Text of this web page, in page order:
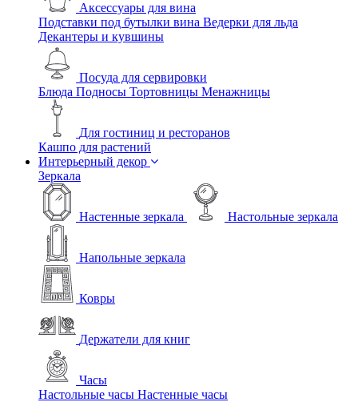
Аксессуары для вина
Подставки под бутылки вина Ведерки для льда
Декантеры и кувшины
Посуда для сервировки
Блюда Подносы Тортовницы Менажницы
Для гостиниц и ресторанов
Кашпо для растений
Интерьерный декор
Зеркала
Настенные зеркала Настольные зеркала
Напольные зеркала
Ковры
Держатели для книг
Часы
Настольные часы Настенные часы